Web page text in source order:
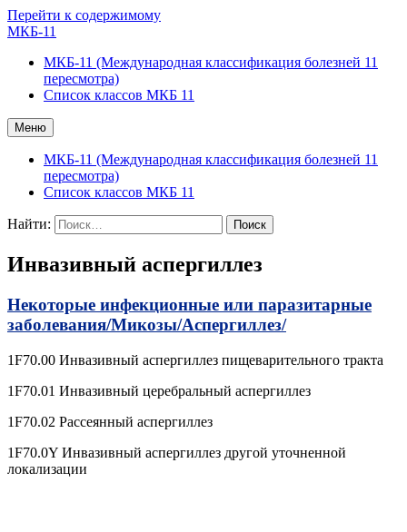
Перейти к содержимому
МКБ-11
МКБ-11 (Международная классификация болезней 11
пересмотра)
Список классов МКБ 11
Меню
МКБ-11 (Международная классификация болезней 11
пересмотра)
Список классов МКБ 11
Найти:
Инвазивный аспергиллез
Некоторые инфекционные или паразитарные
заболевания/Микозы/Аспергиллез/
1F70.00 Инвазивный аспергиллез пищеварительного тракта
1F70.01 Инвазивный церебральный аспергиллез
1F70.02 Рассеянный аспергиллез
1F70.0Y Инвазивный аспергиллез другой уточненной
локализации